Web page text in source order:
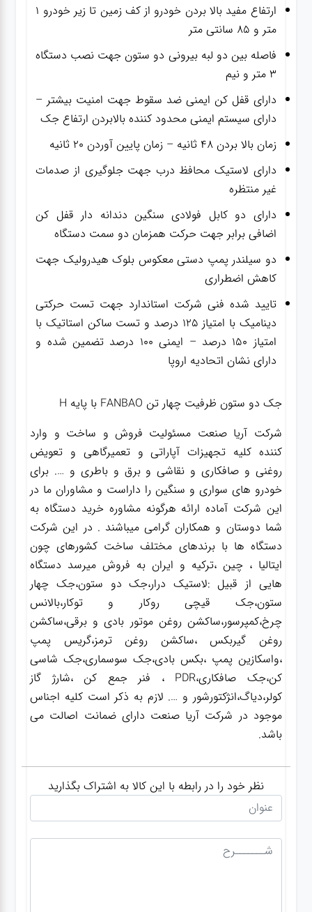
ارتفاع مفید بالا بردن خودرو از کف زمین تا زیر خودرو ۱
متر و ۸۵ سانتی متر
فاصله بین دو لبه بیرونی دو ستون جهت نصب دستگاه
۳ متر و نیم
دارای قفل کن ایمنی ضد سقوط جهت امنیت بیشتر –
دارای سیستم ایمنی محدود کننده بالابردن ارتفاع جک
زمان بالا بردن ۴۸ ثانیه – زمان پایین آوردن ۲۰ ثانیه
دارای لاستیک محافظ درب جهت جلوگیری از صدمات
غیر منتظره
دارای دو کابل فولادی سنگین دندانه دار قفل کن
اضافی برابر جهت حرکت همزمان دو سمت دستگاه
دو سیلندر پمپ دستی معکوس بلوک هیدرولیک جهت
کاهش اضطراری
تایید شده فنی شرکت استاندارد جهت تست حرکتی
دینامیک با امتیاز ۱۲۵ درصد و تست ساکن استاتیک با
امتیاز ۱۵۰ درصد – ایمنی ۱۰۰ درصد تضمین شده و
دارای نشان اتحادیه اروپا
جک دو ستون ظرفیت چهار تن FANBAO با پایه H
شرکت آریا صنعت مسئولیت فروش و ساخت و وارد
کننده کلیه تجهیزات آپاراتی و تعمیرگاهی و تعویض
روغنی و صافکاری و نقاشی و برق و باطری و …. برای
خودرو های سواری و سنگین را داراست و مشاوران ما در
این شرکت آماده ارائه هرگونه مشاوره خرید دستگاه به
شما دوستان و همکاران گرامی میباشند . در این شرکت
دستگاه ها با برندهای مختلف ساخت کشورهای چون
ایتالیا ، چین ،ترکیه و ایران به فروش میرسد دستگاه
هایی از قبیل :لاستیک درار،جک دو ستون،جک چهار
ستون،جک قیچی روکار و توکار،بالانس
چرخ،کمپرسور،ساکشن روغن موتور بادی و برقی،ساکشن
روغن گیربکس ،ساکشن روغن ترمز،گریس پمپ
،واسکازین پمپ ،بکس بادی،جک سوسماری،جک شاسی
کن،جک صافکاری،PDR ، فنر جمع کن ،شارژ گاز
کولر،دیاگ،انژکتورشور و …. لازم به ذکر است کلیه اجناس
موجود در شرکت آریا صنعت دارای ضمانت اصالت می
باشد.
نظر خود را در رابطه با این کالا به اشتراک بگذارید